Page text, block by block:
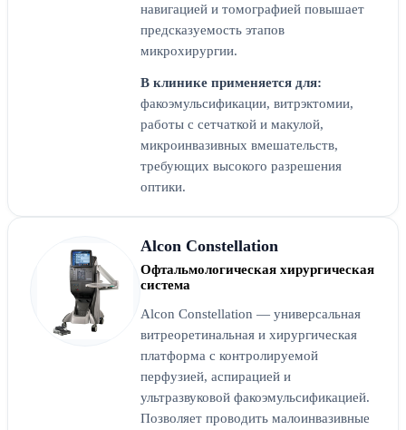
навигацией и томографией повышает
предсказуемость этапов
микрохирургии.
В клинике применяется для:
факоэмульсификации, витрэктомии,
работы с сетчаткой и макулой,
микроинвазивных вмешательств,
требующих высокого разрешения
оптики.
Alcon Constellation
Офтальмологическая хирургическая
система
Alcon Constellation — универсальная
витреоретинальная и хирургическая
платформа с контролируемой
перфузией, аспирацией и
ультразвуковой факоэмульсификацией.
Позволяет проводить малоинвазивные